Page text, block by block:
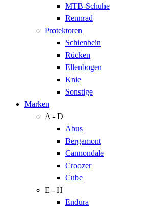
MTB-Schuhe
Rennrad
Protektoren
Schienbein
Rücken
Ellenbogen
Knie
Sonstige
Marken
A - D
Abus
Bergamont
Cannondale
Croozer
Cube
E - H
Endura